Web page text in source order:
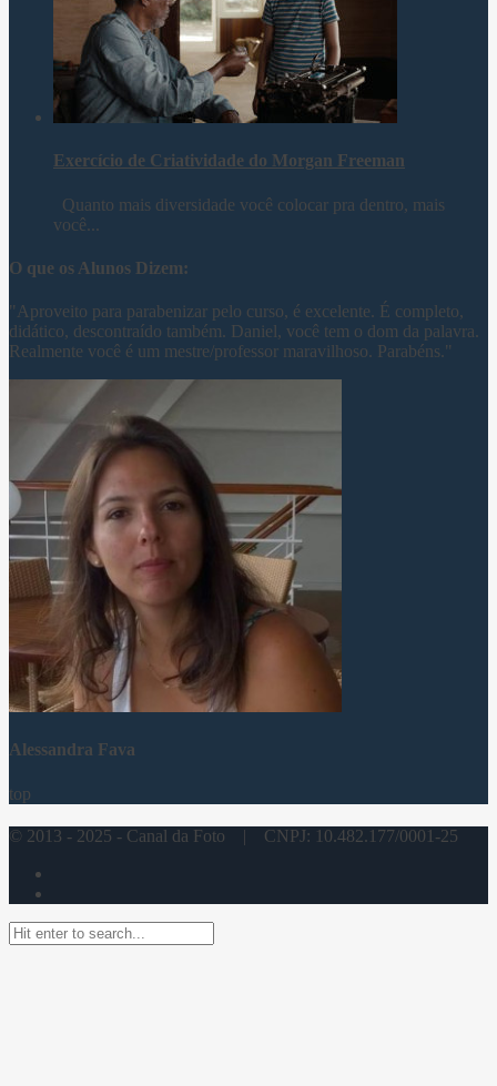
Exercício de Criatividade do Morgan Freeman
Quanto mais diversidade você colocar pra dentro, mais
você...
O que os Alunos Dizem:
"Aproveito para parabenizar pelo curso, é excelente. É completo,
didático, descontraído também. Daniel, você tem o dom da palavra.
Realmente você é um mestre/professor maravilhoso. Parabéns."
Alessandra Fava
top
© 2013 - 2025 - Canal da Foto | CNPJ: 10.482.177/0001-25